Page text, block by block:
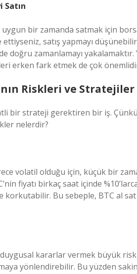
Satın
bir zamanda satmak için
ettiyseniz, satış yapmayı
doğru zamanlamayı
erken fark etmek de çok
Riskleri ve Stratejiler
bir strateji gerektiren bir iş.
nelerdir?
volatil olduğu için, küçük bir
fiyatı birkaç saat içinde
korkutabilir. Bu sebeple, BTC al
duygusal kararlar vermek büyük
yönlendirebilir. Bu yüzden